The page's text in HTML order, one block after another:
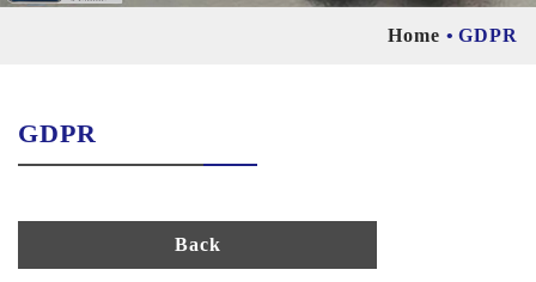
Home GDPR
GDPR
Back